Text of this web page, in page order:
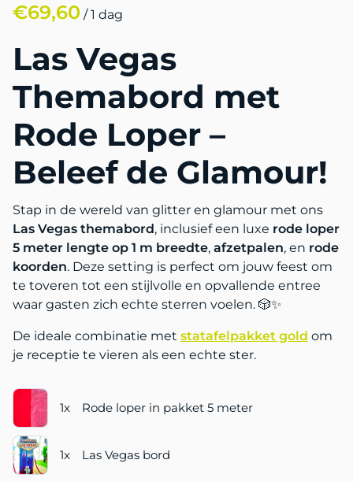
/
Las Vegas
Themabord met
Rode Loper –
Beleef de Glamour!
Stap in de wereld van glitter en glamour met ons
Las Vegas themabord, inclusief een luxe rode loper
5 meter lengte op 1 m breedte, afzetpalen, en rode
koorden. Deze setting is perfect om jouw feest om
te toveren tot een stijlvolle en opvallende entree
waar gasten zich echte sterren voelen. 🎲✨
De ideale combinatie met statafelpakket gold om
je receptie te vieren als een echte ster.